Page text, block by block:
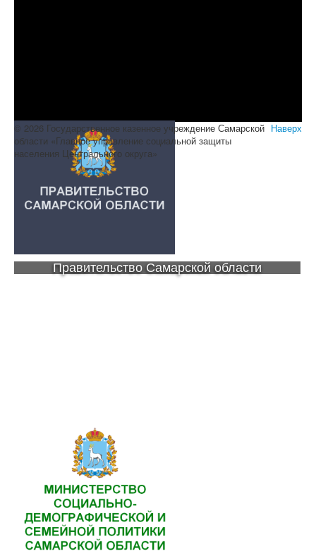
Правительство Самарской области
Наверх
© 2026 Государственное казенное учреждение Самарской
области «Главное управление социальной защиты
населения Центрального округа»